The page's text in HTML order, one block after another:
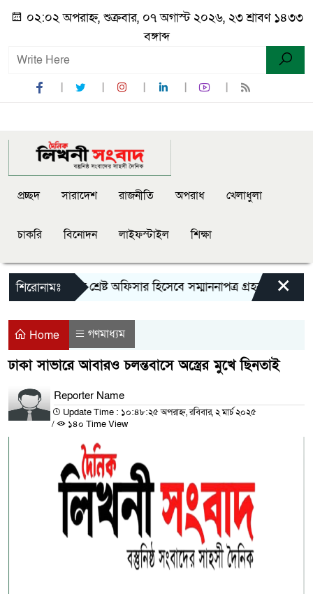
০২:০২ অপরাহ্ন, শুক্রবার, ০৭ অগাস্ট ২০২৬, ২৩ শ্রাবণ ১৪৩৩
বঙ্গাব্দ
প্রচ্ছদ সারাদেশ রাজনীতি অপরাধ খেলাধুলা
চাকরি বিনোদন লাইফস্টাইল শিক্ষা
শিরোনামঃ
রেঞ্জের মধ্যে শ্রেষ্ট অফিসার হিসেবে সম্মাননাপত্র গ্রহন করেন
×
Home গণমাধ্যম
ঢাকা সাভারে আবারও চলন্তবাসে অস্ত্রের মুখে ছিনতাই
Reporter Name
Update Time : ১০:৪৮:২৫ অপরাহ্ন, রবিবার, ২ মার্চ ২০২৫
/
১৪০ Time View